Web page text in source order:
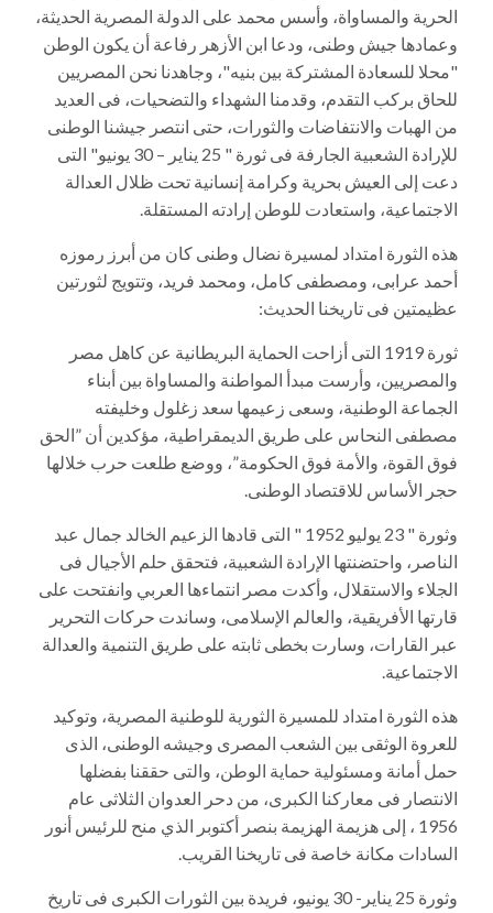
الحرية والمساواة، وأسس محمد على الدولة المصرية الحديثة،
وعمادها جيش وطنى، ودعا ابن الأزهر رفاعة أن يكون الوطن
"محلا للسعادة المشتركة بين بنيه"، وجاهدنا نحن المصريين
للحاق بركب التقدم، وقدمنا الشهداء والتضحيات، فى العديد
من الهبات والانتفاضات والثورات، حتى انتصر جيشنا الوطنى
للإرادة الشعبية الجارفة فى ثورة " 25 يناير – 30 يونيو" التى
دعت إلى العيش بحرية وكرامة إنسانية تحت ظلال العدالة
الاجتماعية، واستعادت للوطن إرادته المستقلة.
هذه الثورة امتداد لمسيرة نضال وطنى كان من أبرز رموزه
أحمد عرابى، ومصطفى كامل، ومحمد فريد، وتتويج لثورتين
عظيمتين فى تاريخنا الحديث:
ثورة 1919 التى أزاحت الحماية البريطانية عن كاهل مصر
والمصريين، وأرست مبدأ المواطنة والمساواة بين أبناء
الجماعة الوطنية، وسعى زعيمها سعد زغلول وخليفته
مصطفى النحاس على طريق الديمقراطية، مؤكدين أن ”الحق
فوق القوة، والأمة فوق الحكومة”، ووضع طلعت حرب خلالها
حجر الأساس للاقتصاد الوطنى.
وثورة " 23 يوليو 1952 " التى قادها الزعيم الخالد جمال عبد
الناصر، واحتضنتها الإرادة الشعبية، فتحقق حلم الأجيال فى
الجلاء والاستقلال، وأكدت مصر انتماءها العربي وانفتحت على
قارتها الأفريقية، والعالم الإسلامى، وساندت حركات التحرير
عبر القارات، وسارت بخطى ثابته على طريق التنمية والعدالة
الاجتماعية.
هذه الثورة امتداد للمسيرة الثورية للوطنية المصرية، وتوكيد
للعروة الوثقى بين الشعب المصرى وجيشه الوطنى، الذى
حمل أمانة ومسئولية حماية الوطن، والتى حققنا بفضلها
الانتصار فى معاركنا الكبرى، من دحر العدوان الثلاثى عام
1956 ، إلى هزيمة الهزيمة بنصر أكتوبر الذي منح للرئيس أنور
السادات مكانة خاصة فى تاريخنا القريب.
وثورة 25 يناير- 30 يونيو، فريدة بين الثورات الكبرى فى تاريخ